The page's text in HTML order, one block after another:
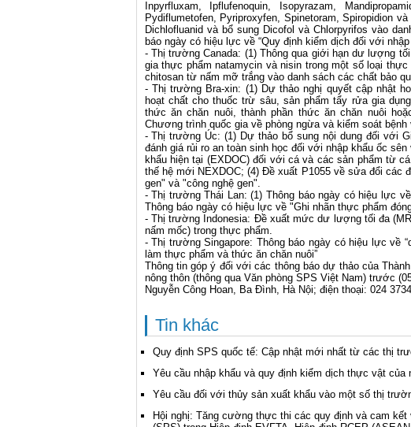
Inpyrfluxam, Ipflufenoquin, Isopyrazam,
Pydiflumetofen, Pyriproxyfen, Spinetoram, Spiropidion
Dichlofluanid và bổ sung Dicofol và Chlorpyrifos vào
báo ngày có hiệu lực về “Quy định kiểm dịch đối với
- Thị trường Canada: (1) Thông qua giới hạn dư lượng
gia thực phẩm natamycin và nisin trong một số loại
chitosan từ nấm mỡ trắng vào danh sách các chất bảo
- Thị trường Bra-xin: (1) Dự thảo nghị quyết cập nhật
hoạt chất cho thuốc trừ sâu, sản phẩm tẩy rửa gia
thức ăn chăn nuôi, thành phần thức ăn chăn nuôi
Chương trình quốc gia về phòng ngừa và kiểm soát bệnh
- Thị trường Úc: (1) Dự thảo bổ sung nội dung đối với
đánh giá rủi ro an toàn sinh học đối với nhập khẩu ốc
khẩu hiện tại (EXDOC) đối với cá và các sản phẩm từ
thế hệ mới NEXDOC; (4) Đề xuất P1055 về sửa đổi các
gen" và "công nghệ gen".
- Thị trường Thái Lan: (1) Thông báo ngày có hiệu lực
Thông báo ngày có hiệu lực về "Ghi nhãn thực phẩm
- Thị trường Indonesia: Đề xuất mức dư lượng tối đa
nấm mốc) trong thực phẩm.
- Thị trường Singapore: Thông báo ngày có hiệu lực về
làm thực phẩm và thức ăn chăn nuôi”
Thông tin góp ý đối với các thông báo dự thảo của
nông thôn (thông qua Văn phòng SPS Việt Nam) trước
Nguyễn Công Hoan, Ba Đình, Hà Nội; điện thoại: 024
Tin khác
Quy định SPS quốc tế: Cập nhật mới nhất từ các thị
Yêu cầu nhập khẩu và quy định kiểm dịch thực vật của
Yêu cầu đối với thủy sản xuất khẩu vào một số thị
Hội nghị: Tăng cường thực thi các quy định và cam